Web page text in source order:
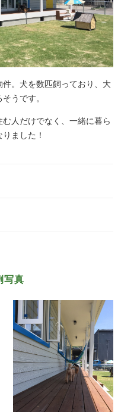
。犬を数匹飼っており、大
うです。
人だけでなく、一緒に暮ら
ました！
写真